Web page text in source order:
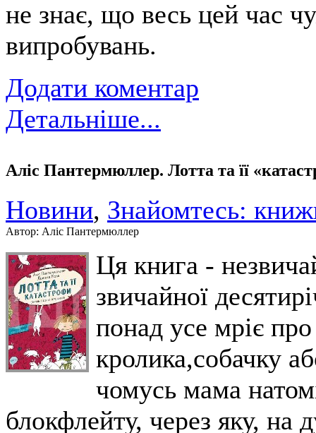
не знає, що весь цей час
випробувань.
Додати коментар
Детальніше...
Аліс Пантермюллер. Лотта та її
Новини, Знайомтесь:
Автор: Аліс Пантермюллер
Ця книга -
звичайної
понад усе мріє
кролика,собачку
чомусь мама
блокфлейту, через яку, на